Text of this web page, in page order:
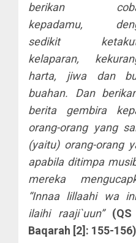
berikan
kepadamu,
sedikit
kelaparan,
harta, jiwa dan
buahan. Dan
berita gembira
orang-orang yang
(yaitu) orang-orang
apabila ditimpa
mereka
“Innaa lillaahi wa
ilaihi raaji`uun”
Baqarah [2]: 155-156)